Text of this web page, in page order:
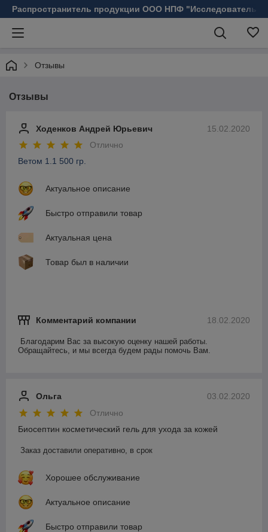
Распространитель продукции ООО НПФ
Отзывы
Отзывы
15.02.2020
Ходенков Андрей Юрьевич
Отлично
Ветом 1.1 500 гр.
Актуальное описание
Быстро отправили товар
Актуальная цена
Товар был в наличии
18.02.2020
Комментарий компании
Благодарим Вас за высокую оценку нашей работы.
Обращайтесь, и мы всегда будем рады помочь Вам.
03.02.2020
Ольга
Отлично
Биосептин косметический гель для ухода за кожей
Заказ доставили оперативно, в срок
Хорошее обслуживание
Актуальное описание
Быстро отправили товар